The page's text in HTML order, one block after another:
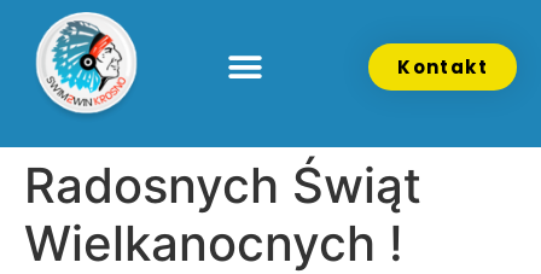
Kontakt
Radosnych Świąt
Wielkanocnych !